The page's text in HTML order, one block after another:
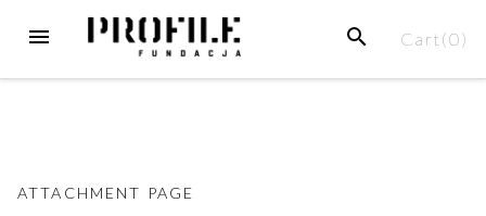
content
MENU Cart(0)
SEARCH
ATTACHMENT PAGE